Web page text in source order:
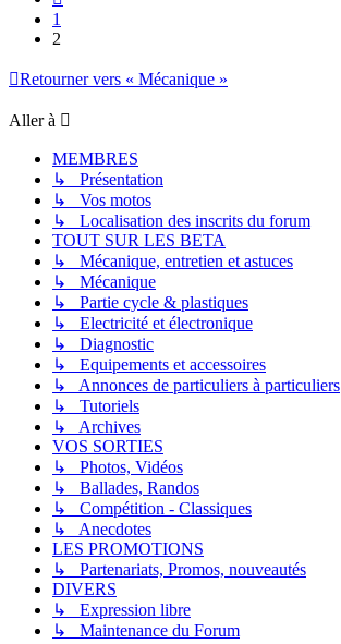
1
2
Retourner vers « Mécanique »
Aller à
MEMBRES
↳ Présentation
↳ Vos motos
↳ Localisation des inscrits du forum
TOUT SUR LES BETA
↳ Mécanique, entretien et astuces
↳ Mécanique
↳ Partie cycle & plastiques
↳ Electricité et électronique
↳ Diagnostic
↳ Equipements et accessoires
↳ Annonces de particuliers à particuliers
↳ Tutoriels
↳ Archives
VOS SORTIES
↳ Photos, Vidéos
↳ Ballades, Randos
↳ Compétition - Classiques
↳ Anecdotes
LES PROMOTIONS
↳ Partenariats, Promos, nouveautés
DIVERS
↳ Expression libre
↳ Maintenance du Forum